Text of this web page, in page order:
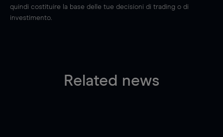
quindi costituire la base delle tue decisioni di trading o di
investimento.
Related news